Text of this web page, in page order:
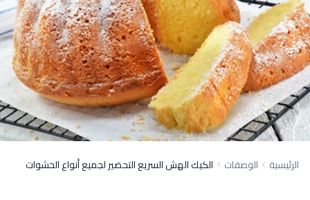
الرئيسية الوصفات الكيك الهش السريع التحضير لجميع أنواع الحشوات